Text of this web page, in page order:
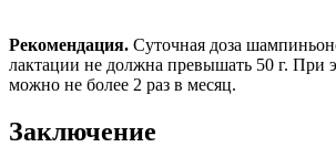
Рекомендация. Суточная доза
лактации не должна превышать 50 г. При
можно не более 2 раз в месяц.
Заключение